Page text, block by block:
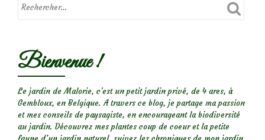
Bienvenue !
Le jardin de Malorie, c'est un petit jardin privé, de 4 ares, à
Gembloux, en Belgique. A travers ce blog, je partage ma passion
et mes conseils de paysagiste, en encourageant la biodiversité
au jardin. Découvrez mes plantes coup de coeur et la petite